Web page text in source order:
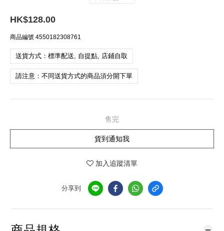
HK$128.00
商品編號 4550182308761
送貨方式：標準配送, 自提點, 店鋪自取
請注意：不同送貨方式的商品須分開下單
售完
貨到通知我
加入追蹤清單
分享到